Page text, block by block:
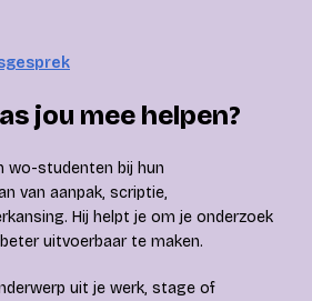
jou mee helpen?
wo-studenten bij hun
van aanpak, scriptie,
Hij helpt je om je onderzoek
uitvoerbaar te maken.
uit je werk, stage of